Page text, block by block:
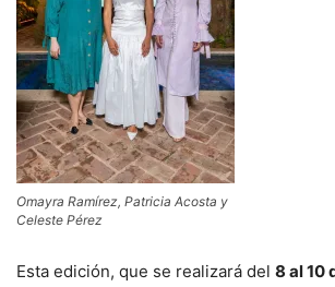
Omayra Ramírez, Patricia Acosta y
Celeste Pérez
Esta edición, que se realizará del 8 al 10